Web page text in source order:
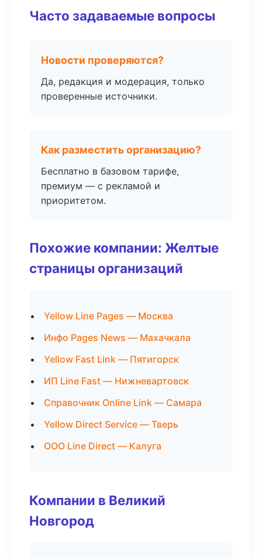
Часто задаваемые вопросы
Новости проверяются?
Да, редакция и модерация, только
проверенные источники.
Как разместить организацию?
Бесплатно в базовом тарифе,
премиум — с рекламой и
приоритетом.
Похожие компании: Желтые
страницы организаций
Yellow Line Pages — Москва
Инфо Pages News — Махачкала
Yellow Fast Link — Пятигорск
ИП Line Fast — Нижневартовск
Справочник Online Link — Самара
Yellow Direct Service — Тверь
ООО Line Direct — Калуга
Компании в Великий
Новгород